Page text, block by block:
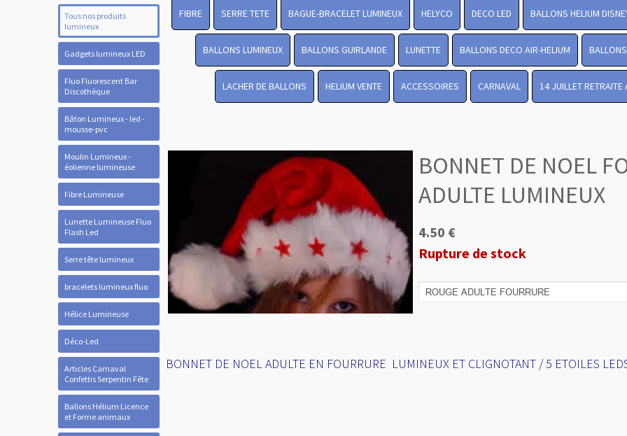
Tous nos produits
lumineux
Gadgets lumineux LED
Fluo Fluorescent Bar
Discothèque
Bâton Lumineux - led -
mousse-pvc
Moulin Lumineux -
éolienne lumineuse
Fibre Lumineuse
Lunette Lumineuse Fluo
Flash Led
Serre tête lumineux
bracelets lumineux fluo
Hélice Lumineuse
Déco-Led
Articles Carnaval
Confettis Serpentin Fête
Ballons Hélium Licence
et Forme animaux
FIBRE SERRE TETE BAGUE-BRACELET LUMINEUX HELYCO DECO LED BALLONS HELIUM
BALLONS LUMINEUX BALLONS GUIRLANDE LUNETTE BALLONS DECO AIR-HELIUM
LACHER DE BALLONS HELIUM VENTE ACCESSOIRES CARNAVAL 14 JUILLET RETRAITE
BONNET DE NOEL
ADULTE LUMINEUX
4.50 €
Rupture de stock
BONNET DE NOEL ADULTE EN FOURRURE LUMINEUX ET CLIGNOTANT / 5 ETOILES